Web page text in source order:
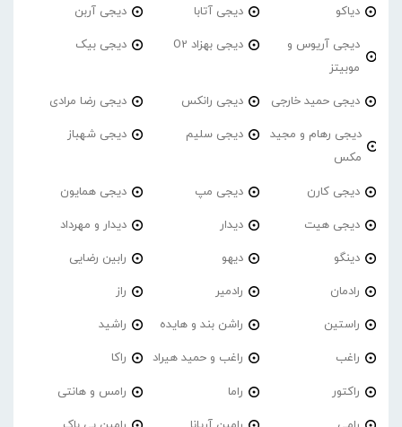
دیاکو دیجی آتابا دیجی آربن
دیجی آریوس و
موبیتز
دیجی بهزاد O2 دیجی بیک
دیجی حمید خارجی دیجی رانکس دیجی رضا مرادی
دیجی رهام و مجید
مکس
دیجی سلیم دیجی شهباز
دیجی کارن دیجی مپ دیجی همایون
دیجی هیت دیدار دیدار و مهرداد
دینگو دیهو رابین رضایی
رادمان رادمیر راز
راستین راشن بند و هایده راشید
راغب راغب و حمید هیراد راکا
راکتور راما رامس و هانتی